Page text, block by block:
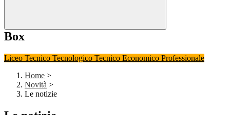
Box
Liceo Tecnico Tecnologico Tecnico Economico Professionale
Home >
Novità >
Le notizie